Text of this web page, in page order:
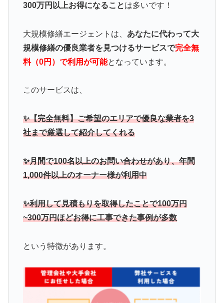
300万円以上お得になることは多いです！
大規模修繕エージェントは、 あなたに代わって大
規模修繕の優良業者を見つけるサービスで完全無
料（0円）で利用が可能となっています。
このサービスは、
✨【完全無料】ご希望のエリアで優良な業者を3
社まで厳選して紹介してくれる
✨月間で100名以上のお問い合わせがあり、年間
1,000件以上のオーナー様が利用中
✨利用して見積もりを取得したことで100万円
~300万円ほどお得に工事できた事例が多数
という特徴があります。